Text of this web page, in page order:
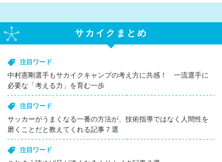
サカイクまとめ
注目ワード
中村憲剛選手もサカイクキャンプの考え方に共感！ 一流選手に
必要な「考える力」を育む一歩
注目ワード
サッカーがうまくなる一番の方法が、技術指導ではなく人間性を
磨くことだと教えてくれる記事７選
注目ワード